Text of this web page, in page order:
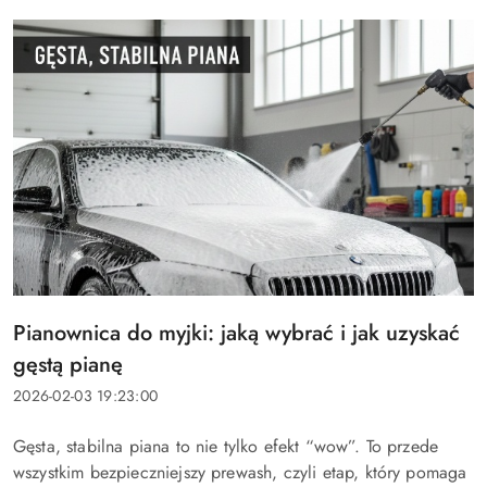
Tytuł
artykułu:
Pianownica do myjki: jaką wybrać i jak uzyskać
gęstą pianę
Data
2026-02-03 19:23:00
Treść
artykułu:
Gęsta, stabilna piana to nie tylko efekt “wow”. To przede
wszystkim bezpieczniejszy prewash, czyli etap, który pomaga